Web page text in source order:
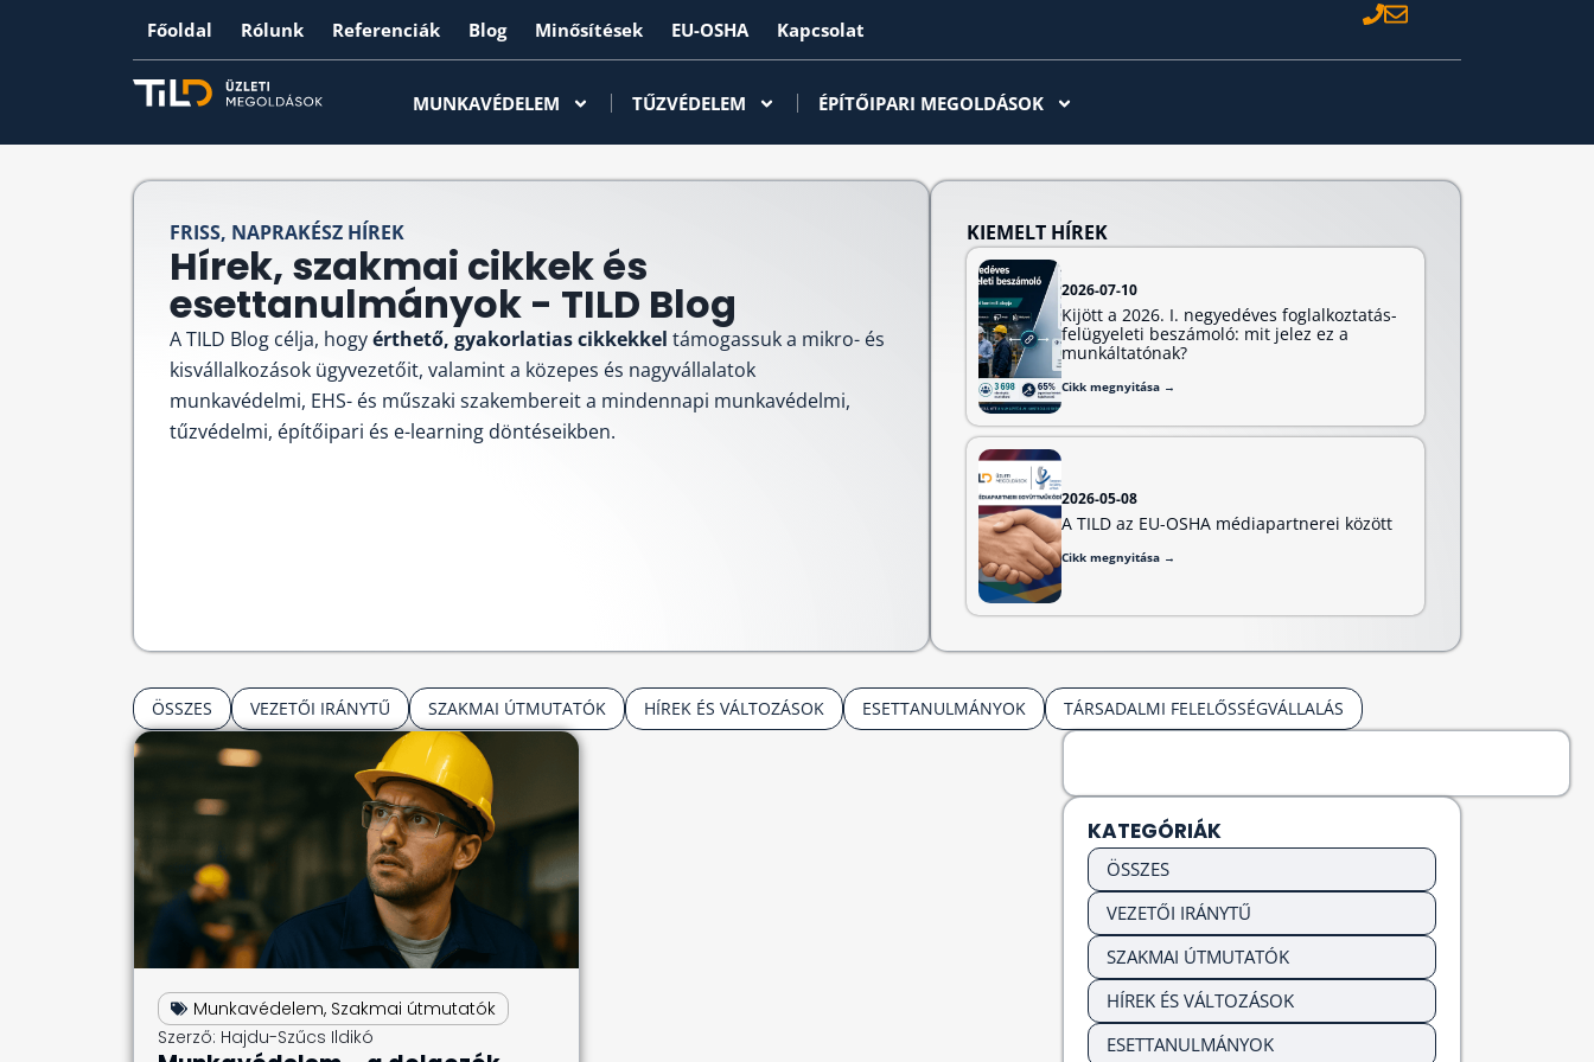
Főoldal Rólunk Referenciák Blog Minősítések EU-OSHA Kapcsolat
MUNKAVÉDELEM TŰZVÉDELEM ÉPÍTŐIPARI MEGOLDÁSOK
FRISS, NAPRAKÉSZ HÍREK
Hírek, szakmai cikkek és
esettanulmányok - TILD Blog
A TILD Blog célja, hogyérthető, gyakorlatias cikkekkel támogassuk a mikro- és
kisvállalkozások ügyvezetőit, valamint a közepes és nagyvállalatok
munkavédelmi, EHS- és műszaki szakembereit a mindennapi munkavédelmi,
tűzvédelmi, építőipari és e-learning döntéseikben.
KIEMELT HÍREK
2026-07-10
Kijött a 2026. I. negyedéves foglalkoztatás-
felügyeleti beszámoló: mit jelez ez a
munkáltatónak?
Cikk megnyitása →
2026-05-08
A TILD az EU-OSHA médiapartnerei között
Cikk megnyitása →
ÖSSZES VEZETŐI IRÁNYTŰ SZAKMAI ÚTMUTATÓK HÍREK ÉS VÁLTOZÁSOK ESETTANULMÁNYOK TÁRSADALMI FELELŐSSÉGVÁLLALÁS
Munkavédelem, Szakmai útmutatók
Szerző: Hajdu-Szűcs Ildikó
KATEGÓRIÁK
ÖSSZES
VEZETŐI IRÁNYTŰ
SZAKMAI ÚTMUTATÓK
HÍREK ÉS VÁLTOZÁSOK
ESETTANULMÁNYOK